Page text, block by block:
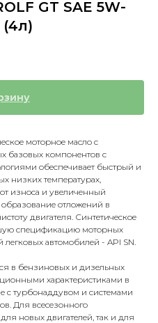
GT SAE 5W-
(4л)
моторное масло с
базовых компонентов с
обеспечивает быстрый и
низких температурах,
износа и увеличенный
отложений в
двигателя. Синтетическое
спецификацию моторных
автомобилей - API SN.
в бензиновых и дизельных
характеристиками в
с турбонаддувом и системами
Для всесезонного
новых двигателей, так и для